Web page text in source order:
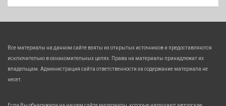
Все материалы на данном сайте взяты из открытых источников и предоставляются
исключительно в ознакомительных целях. Права на материалы принадлежат их
владельцам. Администрация сайта ответственности за содержание материала не
несет.